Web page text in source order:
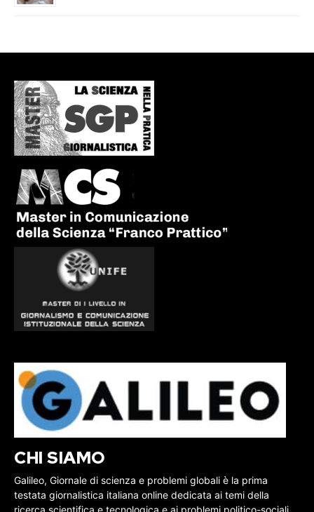
CHI SIAMO
Galileo, Giornale di scienza e problemi globali è la prima
testata giornalistica italiana online dedicata ai temi della
ricerca scientifica e tecnologica e ai problemi politico-sociali